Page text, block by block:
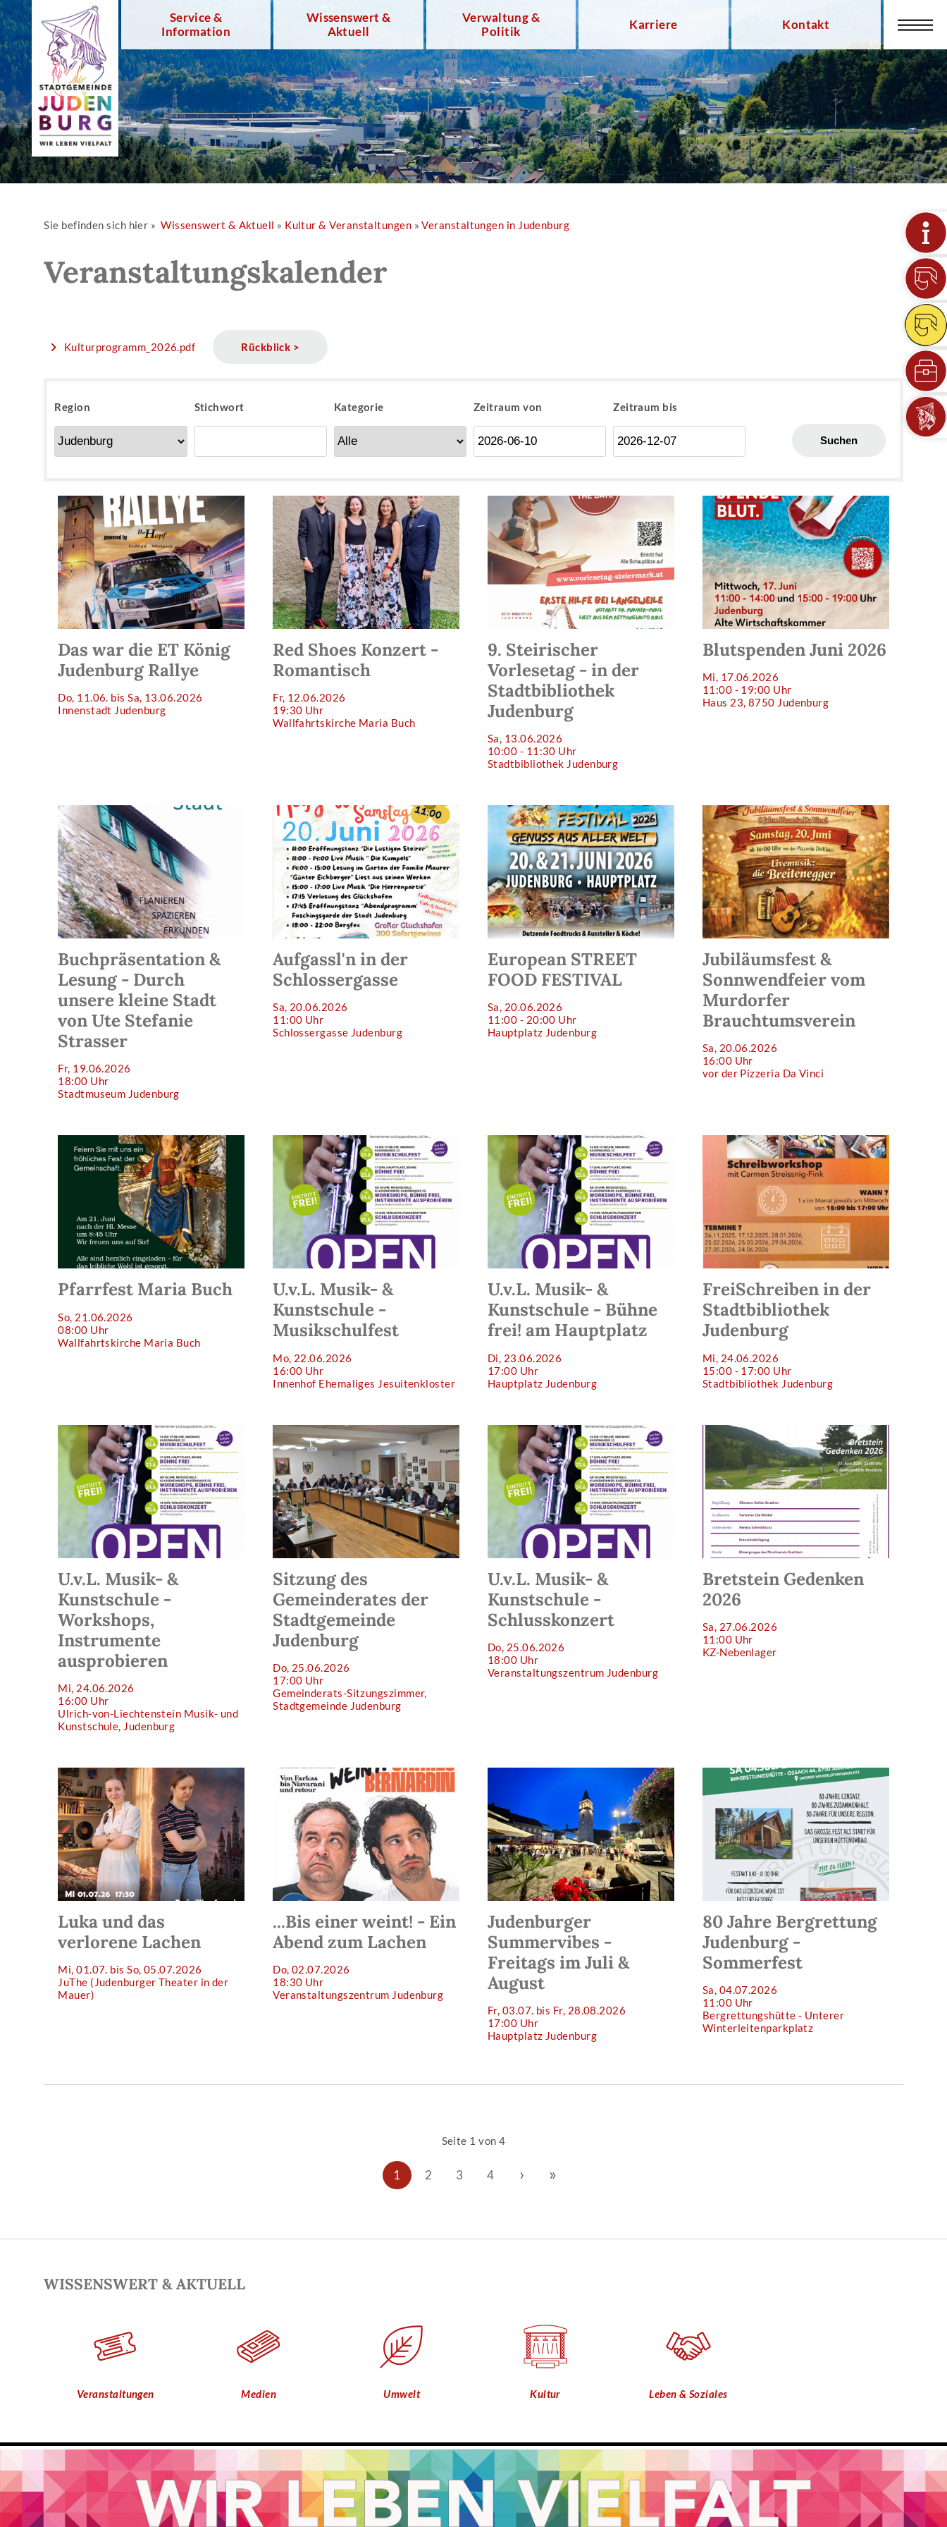
Service &
Information
Wissenswert &
Aktuell
Verwaltung &
Politik
Karriere Kontakt
Sie befinden sich hier »Wissenswert & Aktuell » Kultur & Veranstaltungen »Veranstaltungen in Judenburg
Veranstaltungskalender
Kulturprogramm_2026.pdf Rückblick >
Region Stichwort Kategorie Zeitraum von Zeitraum bis
Das war die ET König
Judenburg Rallye
Do, 11.06. bis Sa, 13.06.2026
Innenstadt Judenburg
Red Shoes Konzert -
Romantisch
Fr, 12.06.2026
19:30 Uhr
Wallfahrtskirche Maria Buch
9. Steirischer
Vorlesetag - in der
Stadtbibliothek
Judenburg
Sa, 13.06.2026
10:00 - 11:30 Uhr
Stadtbibliothek Judenburg
Blutspenden Juni 2026
Mi, 17.06.2026
11:00 - 19:00 Uhr
Haus 23, 8750 Judenburg
Buchpräsentation &
Lesung - Durch
unsere kleine Stadt
von Ute Stefanie
Strasser
Fr, 19.06.2026
18:00 Uhr
Stadtmuseum Judenburg
Aufgassl'n in der
Schlossergasse
Sa, 20.06.2026
11:00 Uhr
Schlossergasse Judenburg
European STREET
FOOD FESTIVAL
Sa, 20.06.2026
11:00 - 20:00 Uhr
Hauptplatz Judenburg
Jubiläumsfest &
Sonnwendfeier vom
Murdorfer
Brauchtumsverein
Sa, 20.06.2026
16:00 Uhr
vor der Pizzeria Da Vinci
Pfarrfest Maria Buch
So, 21.06.2026
08:00 Uhr
Wallfahrtskirche Maria Buch
U.v.L. Musik- &
Kunstschule -
Musikschulfest
Mo, 22.06.2026
16:00 Uhr
Innenhof Ehemaliges Jesuitenkloster
U.v.L. Musik- &
Kunstschule - Bühne
frei! am Hauptplatz
Di, 23.06.2026
17:00 Uhr
Hauptplatz Judenburg
FreiSchreiben in der
Stadtbibliothek
Judenburg
Mi, 24.06.2026
15:00 - 17:00 Uhr
Stadtbibliothek Judenburg
U.v.L. Musik- &
Kunstschule -
Workshops,
Instrumente
ausprobieren
Mi, 24.06.2026
16:00 Uhr
Ulrich-von-Liechtenstein Musik- und
Kunstschule, Judenburg
Sitzung des
Gemeinderates der
Stadtgemeinde
Judenburg
Do, 25.06.2026
17:00 Uhr
Gemeinderats-Sitzungszimmer,
Stadtgemeinde Judenburg
U.v.L. Musik- &
Kunstschule -
Schlusskonzert
Do, 25.06.2026
18:00 Uhr
Veranstaltungszentrum Judenburg
Bretstein Gedenken
2026
Sa, 27.06.2026
11:00 Uhr
KZ-Nebenlager
Luka und das
verlorene Lachen
Mi, 01.07. bis So, 05.07.2026
JuThe (Judenburger Theater in der
Mauer)
...Bis einer weint! - Ein
Abend zum Lachen
Do, 02.07.2026
18:30 Uhr
Veranstaltungszentrum Judenburg
Judenburger
Summervibes -
Freitags im Juli &
August
Fr, 03.07. bis Fr, 28.08.2026
17:00 Uhr
Hauptplatz Judenburg
80 Jahre Bergrettung
Judenburg -
Sommerfest
Sa, 04.07.2026
11:00 Uhr
Bergrettungshütte - Unterer
Winterleitenparkplatz
Seite 1 von 4
1 2 3 4 › »
WISSENSWERT & AKTUELL
Veranstaltungen Medien Umwelt Kultur Leben & Soziales